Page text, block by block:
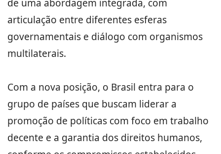
de uma abordagem integrada, com
articulação entre diferentes esferas
governamentais e diálogo com organismos
multilaterais.
Com a nova posição, o Brasil entra para o
grupo de países que buscam liderar a
promoção de políticas com foco em trabalho
decente e a garantia dos direitos humanos,